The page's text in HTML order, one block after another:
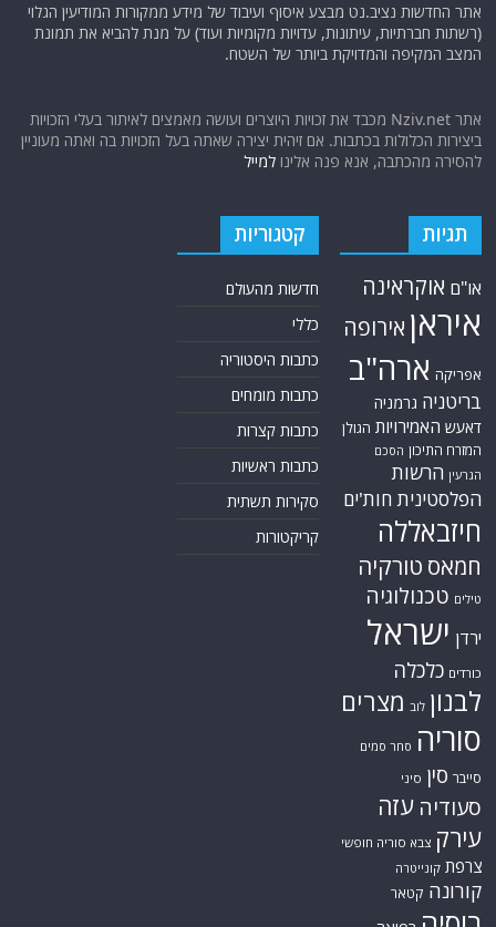
אתר החדשות נציב.נט מבצע איסוף ועיבוד של מידע ממקורות המודיעין הגלוי
(רשתות חברתיות, עיתונות, עדויות מקומיות ועוד) על מנת להביא את תמונת
המצב המקיפה והמדויקת ביותר של השטח.
אתר Nziv.net מכבד את זכויות היוצרים ועושה מאמצים לאיתור בעלי הזכויות
ביצירות הכלולות בכתבות. אם זיהית יצירה שאתה בעל הזכויות בה ואתה מעוניין
להסירה מהכתבה, אנא פנה אלינולמייל
תגיות
או"ם אוקראינה
איראן אירופה
אפריקה ארה"ב
בריטניה גרמניה
דאעש האמירויות הגולן
המזרח התיכון הסכם
הגרעין הרשות
הפלסטינית חות'ים
חיזבאללה
חמאס טורקיה
טילים טכנולוגיה
ירדן ישראל
כורדים כלכלה
לבנון לוב מצרים
סוריה סחר סמים
סייבר סין סיני
סעודיה עזה
עירק צבא סוריה חופשי
צרפת קונייטרה
קורונה קטאר
קטגוריות
חדשות מהעולם
כללי
כתבות היסטוריה
כתבות מומחים
כתבות קצרות
כתבות ראשיות
סקירות תשתית
קריקטורות